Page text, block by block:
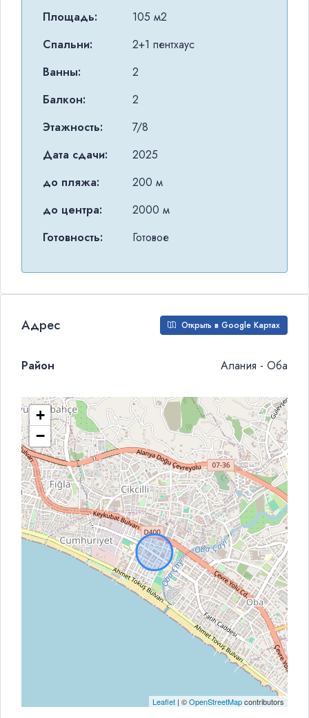
Площадь:
105 м2
Спальни:
2+1 пентхаус
Ванны:
2
Балкон:
2
Этажность:
7/8
Дата сдачи:
2025
до пляжа:
200 м
до центра:
2000 м
Готовность:
Готовое
Адрес Открыть в Google Картах
Район Алания - Оба
+
−
Leaflet | ©OpenStreetMapcontributors